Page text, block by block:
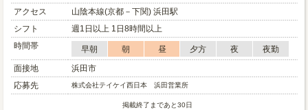
アクセス
山陰本線(京都－下関) 浜田駅
シフト
週1日以上 1日8時間以上
時間帯
早朝 朝 昼 夕方 夜
夜勤
面接地
浜田市
応募先
株式会社テイケイ西日本 浜田営業所
掲載終了まであと30日